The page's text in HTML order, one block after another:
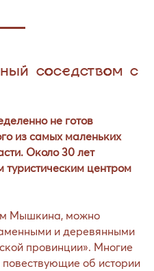
соседством с
не готов
из самых маленьких
Около 30 лет
центром
Мышкина, можно
и деревянными
провинции». Многие
об истории